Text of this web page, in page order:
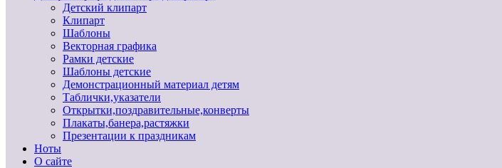
Детский клипарт
Клипарт
Шаблоны
Векторная графика
Рамки детские
Шаблоны детские
Демонстрационный материал детям
Таблички,указатели
Открытки,поздравительные,конверты
Плакаты,банера,растяжки
Презентации к праздникам
Ноты
О сайте